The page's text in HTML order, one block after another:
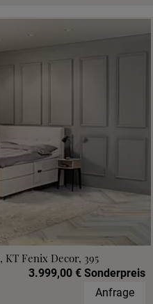
KT Fenix Decor, 395
3.999,00 € Sonderpreis
Anfrage